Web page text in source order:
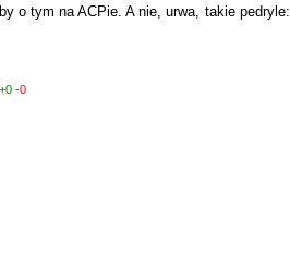
o tym na ACPie. A nie, urwa, takie pedryle:
+0 -0